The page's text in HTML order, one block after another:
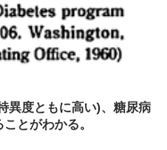
異度ともに高い)、糖尿病
とがわかる。